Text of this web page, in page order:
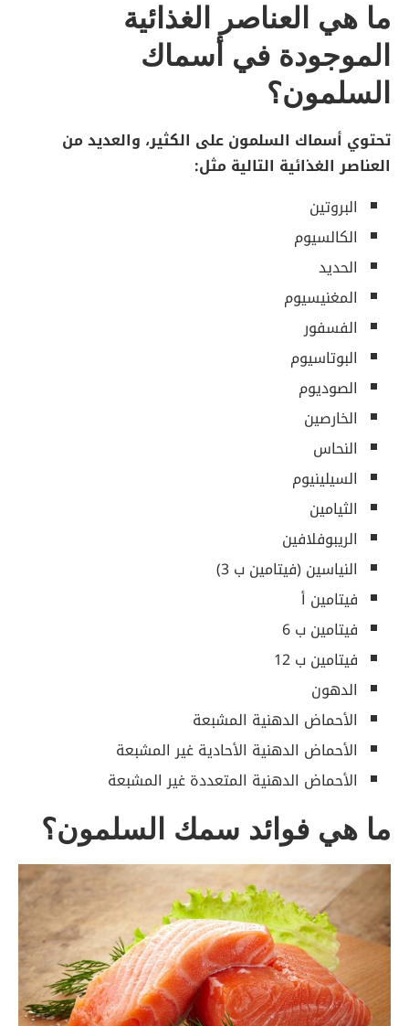
ما هي العناصر الغذائية
الموجودة في أسماك
السلمون؟
تحتوي أسماك السلمون على الكثير، والعديد من
العناصر الغذائية التالية مثل:
البروتين
الكالسيوم
الحديد
المغنيسيوم
الفسفور
البوتاسيوم
الصوديوم
الخارصين
النحاس
السيلينيوم
الثيامين
الريبوفلافين
النياسين (فيتامين ب 3)
فيتامين أ
فيتامين ب 6
فيتامين ب 12
الدهون
الأحماض الدهنية المشبعة
الأحماض الدهنية الأحادية غير المشبعة
الأحماض الدهنية المتعددة غير المشبعة
ما هي فوائد سمك السلمون؟